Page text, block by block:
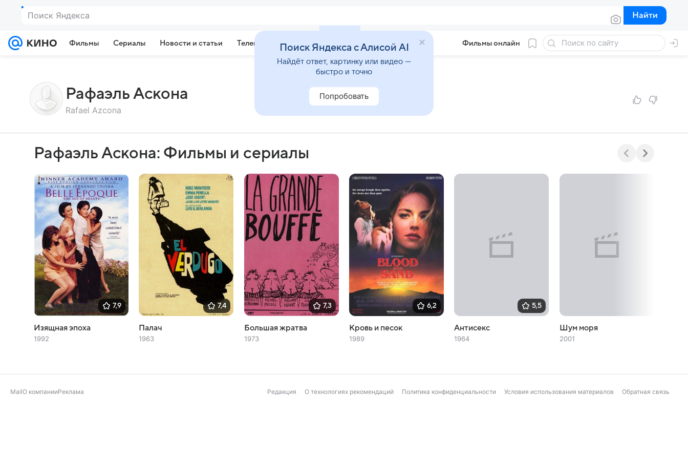
Поиск Яндекса Найти
Найти
Фильмы Сериалы Новости и статьи Телепрограмма Звезды Фильмы онлайн
Рафаэль Аскона
Rafael Azcona
Рафаэль Аскона: Фильмы и сериалы
7,9
Изящная эпоха
1992
7,4
Палач
1963
7,3
Большая жратва
1973
6,2
Кровь и песок
1989
5,5
Антисекс
1964
Шум моря
2001
MailО компанииРеклама Редакция О технологиях рекомендаций Политика конфиденциальности Условия использования материалов Обратная связь
Поиск Яндекса с Алисой AI
Найдёт ответ, картинку или видео —
быстро и точно
Попробовать